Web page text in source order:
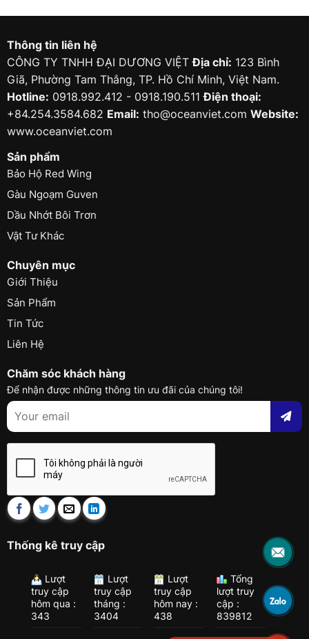
Thông tin liên hệ
CÔNG TY TNHH ĐẠI DƯƠNG VIỆTĐịa chỉ: 123 Bình
Giã, Phường Tam Thắng, TP. Hồ Chí Minh, Việt Nam.
Hotline: 0918.992.412 - 0918.190.511Điện thoại:
+84.254.3584.682 Email: tho@oceanviet.com Website:
www.oceanviet.com
Sản phẩm
Bảo Hộ Red Wing
Gàu Ngoạm Guven
Dầu Nhớt Bôi Trơn
Vật Tư Khác
Chuyên mục
Giới Thiệu
Sản Phẩm
Tin Tức
Liên Hệ
Chăm sóc khách hàng
Để nhận được những thông tin ưu đãi của chúng tôi!
Thống kê truy cập
Lượt
truy cập
hôm qua :
343
Lượt
truy cập
tháng :
3404
Lượt
truy cập
hôm nay :
438
Tổng
lượt truy
cập :
839812